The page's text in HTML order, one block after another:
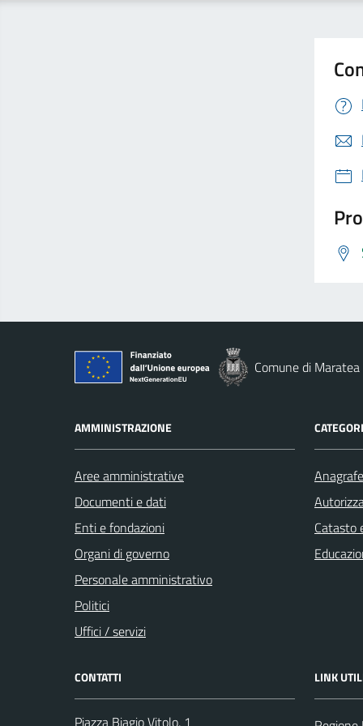
Comune di Maratea
AMMINISTRAZIONE
Aree amministrative
Documenti e dati
Enti e fondazioni
Organi di governo
Personale amministrativo
Politici
Uffici / servizi
Catasto
CONTATTI
Piazza Biagio Vitolo, 1
LINK